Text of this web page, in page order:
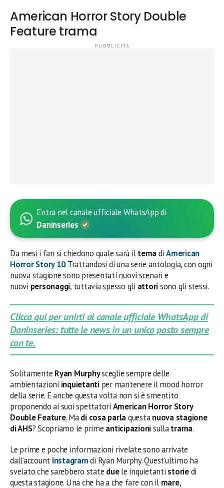
American Horror Story Double
Feature trama
Entra nel canale ufficiale WhatsApp di
Daninseries
Da mesi i fan si chiedono quale sarà iltemadiAmerican
Horror Story 10. Trattandosi di una serie antologia, con ogni
nuova stagione sono presentati nuovi scenari e
nuovi personaggi, tuttavia spesso gli attorisono gli stessi.
Clicca qui per unirti al canale ufficiale WhatsApp di
Daninseries: tutte le news in un unico posto sempre
con te.
Solitamente Ryan Murphysceglie sempre delle
ambientazioni inquietanti per mantenere il mood horror
della serie. E anche questa volta non si è smentito
proponendo ai suoi spettatori American Horror Story
Double Feature. Madi cosa parlaquestanuova stagione
di AHS? Scopriamo le prime anticipazionisullatrama.
Le prime e poche informazioni rivelate sono arrivate
dall’account Instagramdi Ryan Murphy. Quest’ultimo ha
svelato che sarebbero state duele inquietanti storiedi
questa stagione. Una che ha a che fare con il mare,